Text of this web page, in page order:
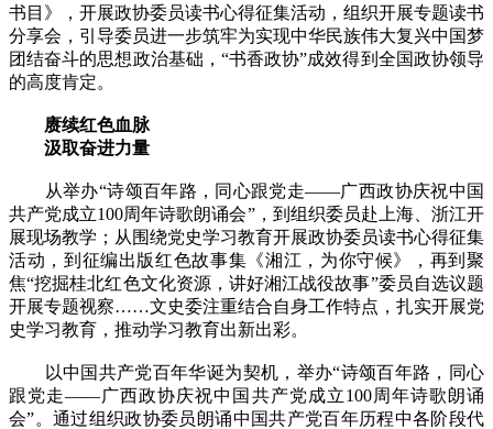
书目》，开展政协委员读书心得征集活动，组织开展专题读书
分享会，引导委员进一步筑牢为实现中华民族伟大复兴中国梦
团结奋斗的思想政治基础，“书香政协”成效得到全国政协领导
的高度肯定。
赓续红色血脉
汲取奋进力量
从举办“诗颂百年路，同心跟党走——广西政协庆祝中国
共产党成立100周年诗歌朗诵会”，到组织委员赴上海、浙江开
展现场教学；从围绕党史学习教育开展政协委员读书心得征集
活动，到征编出版红色故事集《湘江，为你守候》，再到聚
焦“挖掘桂北红色文化资源，讲好湘江战役故事”委员自选议题
开展专题视察……文史委注重结合自身工作特点，扎实开展党
史学习教育，推动学习教育出新出彩。
以中国共产党百年华诞为契机，举办“诗颂百年路，同心
跟党走——广西政协庆祝中国共产党成立100周年诗歌朗诵
会”。通过组织政协委员朗诵中国共产党百年历程中各阶段代